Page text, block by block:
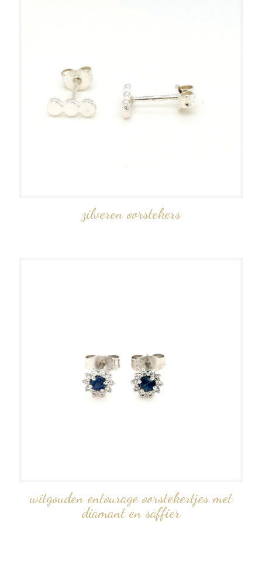
zilveren oorstekers
witgouden entourage oorstekertjes met
diamant en saffier